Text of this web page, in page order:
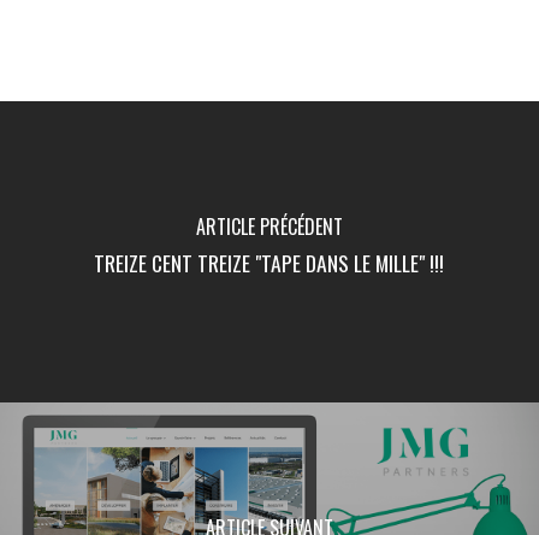
ARTICLE PRÉCÉDENT
TREIZE CENT TREIZE "TAPE DANS LE MILLE" !!!
ARTICLE SUIVANT